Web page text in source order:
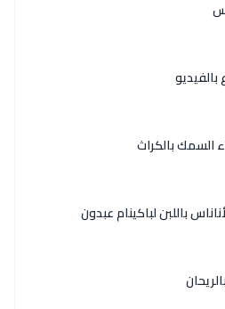
بالكراث
باللبن لباكينام عبدون